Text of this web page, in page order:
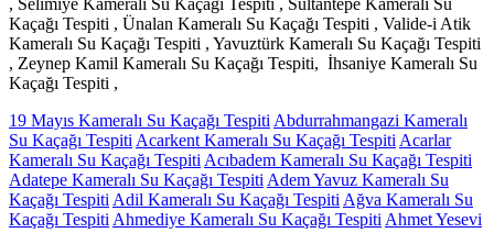
19 Mayıs Kameralı Su Kaçağı Tespiti Abdurrahmangazi Kameralı
Su Kaçağı Tespiti Acarkent Kameralı Su Kaçağı Tespiti Acarlar
Kameralı Su Kaçağı Tespiti Acıbadem Kameralı Su Kaçağı Tespiti
Adatepe Kameralı Su Kaçağı Tespiti Adem Yavuz Kameralı Su
Kaçağı Tespiti Adil Kameralı Su Kaçağı Tespiti Ağva Kameralı Su
Kaçağı Tespiti Ahmediye Kameralı Su Kaçağı Tespiti Ahmet Yesevi